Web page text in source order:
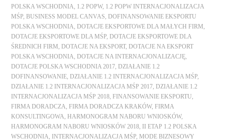
POLSKA WSCHODNIA
1.2 POPW, 1.2 POPW INTERNACJONALIZACJA
MŚP ,BUSINESS MODEL CANVAS ,DOFINANSOWANIE EKSPORTU
POLSKA WSCHODNIA ,DOTACJE EKSPORTOWE DLA MAŁYCH FIRM
DOTACJE EKSPORTOWE DLA MŚP ,DOTACJE EKSPORTOWE DLA
ŚREDNICH FIRM ,DOTACJE NA EKSPORT,DOTACJE NA EKSPORT
POLSKA WSCHODNIA ,DOTACJE NA INTERNACJONALIZACJĘ
DOTACJE POLSKA WSCHODNIA 2017 ,DZIAŁANIE 1.2
DOFINANSOWANIE ,DZIAŁANIE 1.2 INTERNACJONALIZACJA MŚP
DZIAŁANIE 1.2 INTERNACJONALIZACJA MŚP 2017 ,DZIAŁANIE 1.2
INTERNACJONALIZACJA MŚP 2018 ,FINANSOWANIE EKSPORTU
FIRMA DORADCZA ,FIRMA DORADCZA KRAKÓW,FIRMA
KONSULTINGOWA ,HARMONOGRAM NABORU WNIOSKÓW,
HARMONOGRAM NABORU WNIOSKÓW 2018
II ETAP 1.2 POLSKA
WSCHODNIA
INTERNACJONALIZACJA MŚP ,MODE BIZNESOWY